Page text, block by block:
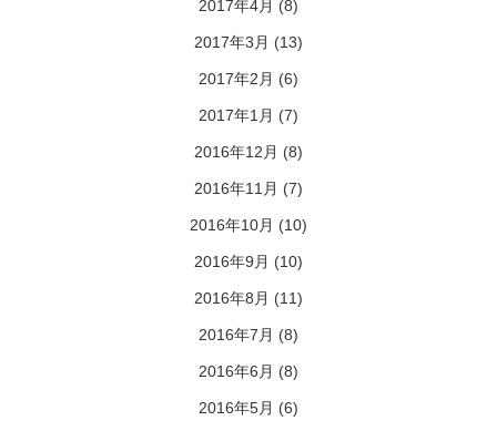
2017年4月 (8)
2017年3月 (13)
2017年2月 (6)
2017年1月 (7)
2016年12月 (8)
2016年11月 (7)
2016年10月 (10)
2016年9月 (10)
2016年8月 (11)
2016年7月 (8)
2016年6月 (8)
2016年5月 (6)